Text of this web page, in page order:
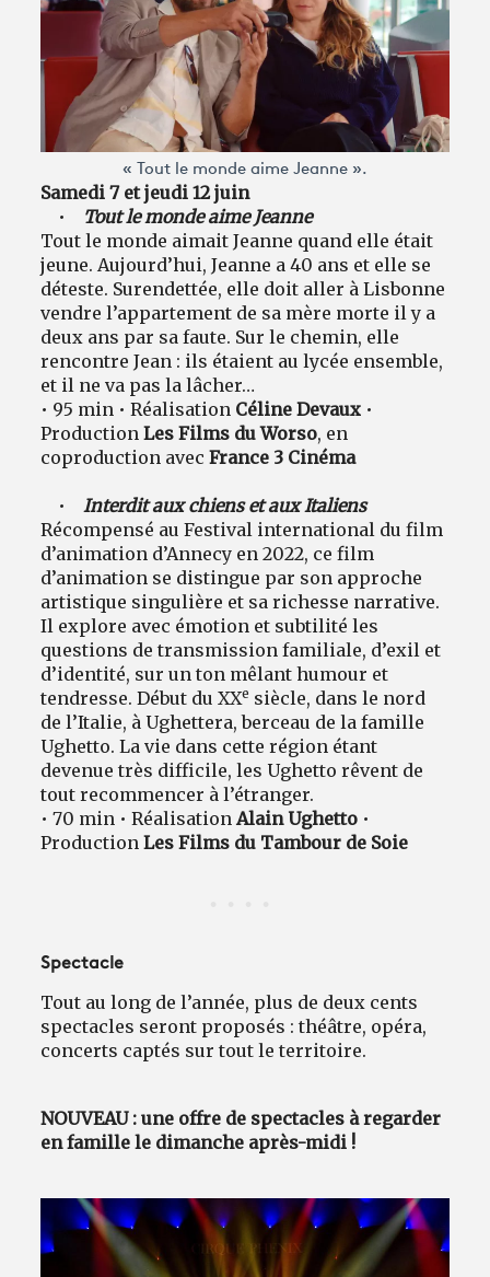
« Tout le monde aime Jeanne ».
Samedi 7 et jeudi 12 juin
• Tout le monde aime Jeanne
Tout le monde aimait Jeanne quand elle était
jeune. Aujourd’hui, Jeanne a 40 ans et elle se
déteste. Surendettée, elle doit aller à Lisbonne
vendre l’appartement de sa mère morte il y a
deux ans par sa faute. Sur le chemin, elle
rencontre Jean : ils étaient au lycée ensemble,
et il ne va pas la lâcher…
• 95 min • Réalisation Céline Devaux •
ProductionLes Films du Worso, en
coproduction avecFrance 3 Cinéma
•Interdit aux chiens et aux Italiens
Récompensé au Festival international du film
d’animation d’Annecy en 2022, ce film
d’animation se distingue par son approche
artistique singulière et sa richesse narrative.
Il explore avec émotion et subtilité les
questions de transmission familiale, d’exil et
d’identité, sur un ton mêlant humour et
tendresse. Début du XXe siècle, dans le nord
de l’Italie, à Ughettera, berceau de la famille
Ughetto. La vie dans cette région étant
devenue très difficile, les Ughetto rêvent de
tout recommencer à l’étranger.
• 70 min • RéalisationAlain Ughetto •
ProductionLes Films du Tambour de Soie
Spectacle
Tout au long de l’année, plus de deux cents
spectacles seront proposés : théâtre, opéra,
concerts captés sur tout le territoire.
NOUVEAU : une offre de spectacles à regarder
en famille le dimanche après-midi !